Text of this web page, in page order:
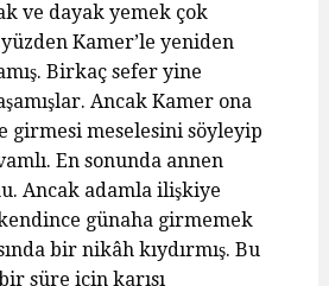
ve dayak yemek çok
yüzden Kamer’le yeniden
Birkaç sefer yine
Ancak Kamer ona
girmesi meselesini söyleyip
En sonunda annen
Ancak adamla ilişkiye
günaha girmemek
bir nikâh kıydırmış. Bu
süre için karısı